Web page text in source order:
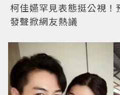
柯佳嬿罕見表態挺公視
發聲掀網友熱議